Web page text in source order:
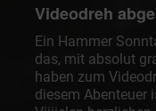
Videodreh
Ein Hammer
das, mit absolut
haben zum
diesem Abenteuer